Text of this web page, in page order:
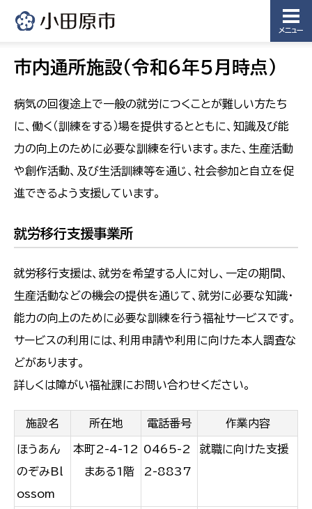
メニュー
市内通所施設（令和６年５月時点）
病気の回復途上で一般の就労につくことが難しい方たち
に、働く（訓練をする）場を提供するとともに、知識及び能
力の向上のために必要な訓練を行います。また、生産活動
や創作活動、及び生活訓練等を通じ、社会参加と自立を促
進できるよう支援しています。
就労移行支援事業所
就労移行支援は、就労を希望する人に対し、一定の期間、
生産活動などの機会の提供を通じて、就労に必要な知識・
能力の向上のために必要な訓練を行う福祉サービスです。
サービスの利用には、利用申請や利用に向けた本人調査な
どがあります。
詳しくは障がい福祉課にお問い合わせください。
施設名 所在地 電話番号 作業内容
ほうあん
のぞみBl
ossom
本町2-4-12
まある1階
0465-2
2-8837
就職に向けた支援